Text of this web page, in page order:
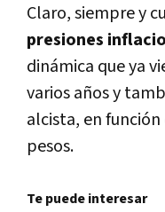
Claro, siempre y
presiones
dinámica que ya
varios años y
alcista, en
pesos.
Te puede interesar